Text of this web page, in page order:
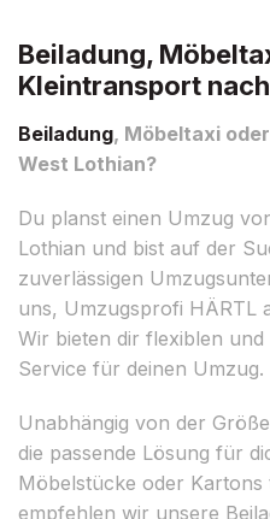
Beiladung,
Kleintransport
Beiladung, Möbeltaxi
West Lothian?
Du planst einen Umzug
Lothian und bist auf der
zuverlässigen
uns, Umzugsprofi HÄRTL
Wir bieten dir flexiblen und
Service für deinen Umzug.
Unabhängig von der
die passende Lösung für
Möbelstücke oder
empfehlen wir unsere